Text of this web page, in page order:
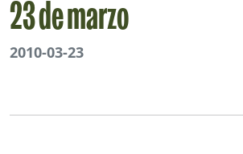
23 de marzo
2010-03-23